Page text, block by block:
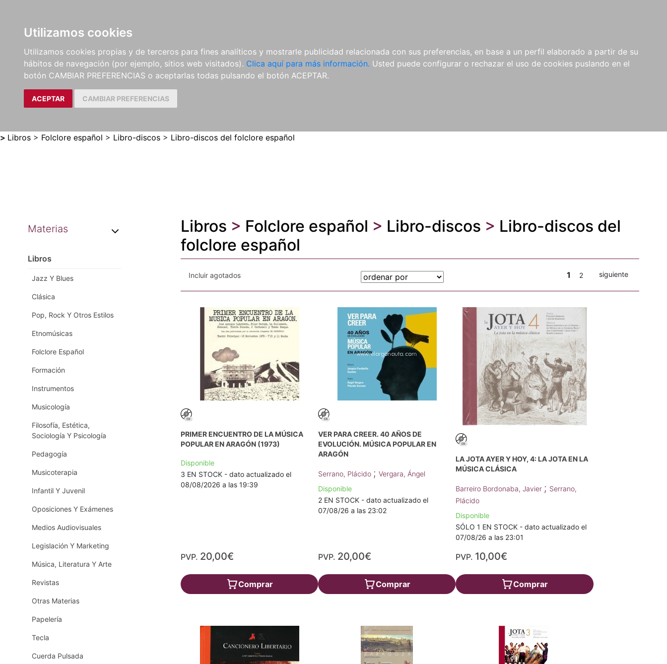
Utilizamos cookies
Utilizamos cookies propias y de terceros para fines analíticos y mostrarle publicidad relacionada con sus preferencias, en base a un perfil elaborado a partir de su
hábitos de navegación (por ejemplo, sitios web visitados). Clica aquí para más información. Usted puede configurar o rechazar el uso de cookies puslando en el
botón CAMBIAR PREFERENCIAS o aceptarlas todas pulsando el botón ACEPTAR.
ACEPTAR CAMBIAR PREFERENCIAS
LIBROS
MÉTODOS Y
EJERCICIOS
PARTITURAS Y EDICIONES
CRÍTICAS
REVISTAS
CDS Y
DVDS
MATERIAL
COMPLEMENTARIO
NOVEDADES NOTICIAS
COMPRAS
INSTITUCIONALES
> Libros > Folclore español > Libro-discos > Libro-discos del folclore español
Materias
Libros
Jazz Y Blues
Clásica
Pop, Rock Y Otros Estilos
Etnomúsicas
Folclore Español
Formación
Instrumentos
Musicología
Filosofía, Estética,
Sociología Y Psicología
Pedagogía
Musicoterapia
Infantil Y Juvenil
Oposiciones Y Exámenes
Medios Audiovisuales
Legislación Y Marketing
Música, Literatura Y Arte
Revistas
Otras Materias
Papelería
Tecla
Cuerda Pulsada
Libros > Folclore español > Libro-discos > Libro-discos del
folclore español
Incluir agotados 1 2 siguiente
PRIMER ENCUENTRO DE LA MÚSICA
POPULAR EN ARAGÓN (1973)
Disponible
3 EN STOCK - dato actualizado el
08/08/2026 a las 19:39
PVP. 20,00€
Comprar
VER PARA CREER. 40 AÑOS DE
EVOLUCIÓN. MÚSICA POPULAR EN
ARAGÓN
Serrano, Plácido ;Vergara, Ángel
Disponible
2 EN STOCK - dato actualizado el
07/08/26 a las 23:02
PVP. 20,00€
Comprar
LA JOTA AYER Y HOY, 4: LA JOTA EN LA
MÚSICA CLÁSICA
Barreiro Bordonaba, Javier ; Serrano,
Plácido
Disponible
SÓLO 1 EN STOCK - dato actualizado el
07/08/26 a las 23:01
PVP. 10,00€
Comprar